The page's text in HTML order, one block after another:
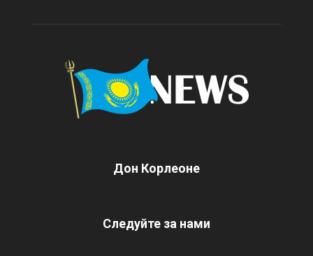
Дон Корлеоне
Следуйте за нами